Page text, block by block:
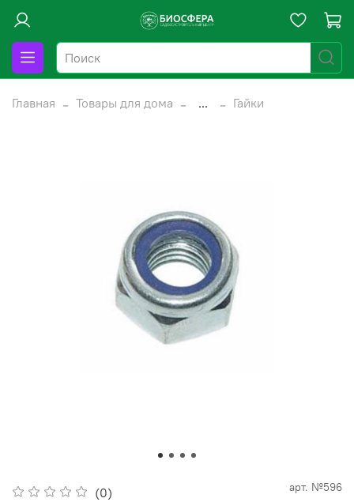
Главная Товары для дома ... Гайки
(0) арт. №596